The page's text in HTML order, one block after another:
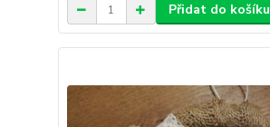
Přidat do košíku